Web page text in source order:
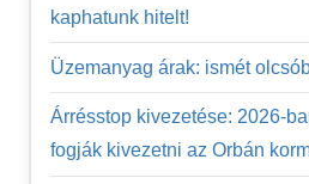
kaphatunk hitelt!
Üzemanyag árak: ismét
Árrésstop kivezetése: 2026-
fogják kivezetni az Orbán